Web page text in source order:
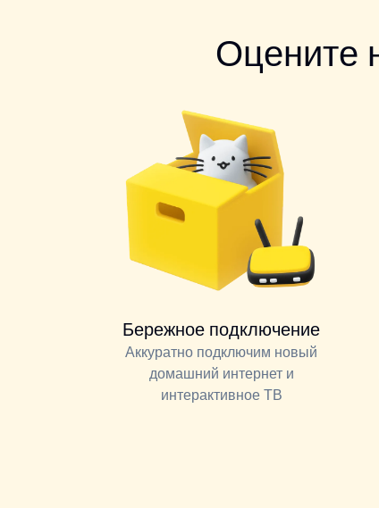
Оцените
Бережное подключение
Аккуратно подключим новый
домашний интернет и
интерактивное ТВ